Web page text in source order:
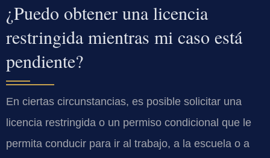
¿Puedo obtener una licencia
restringida mientras mi caso está
pendiente?
En ciertas circunstancias, es posible solicitar una
licencia restringida o un permiso condicional que le
permita conducir para ir al trabajo, a la escuela o a